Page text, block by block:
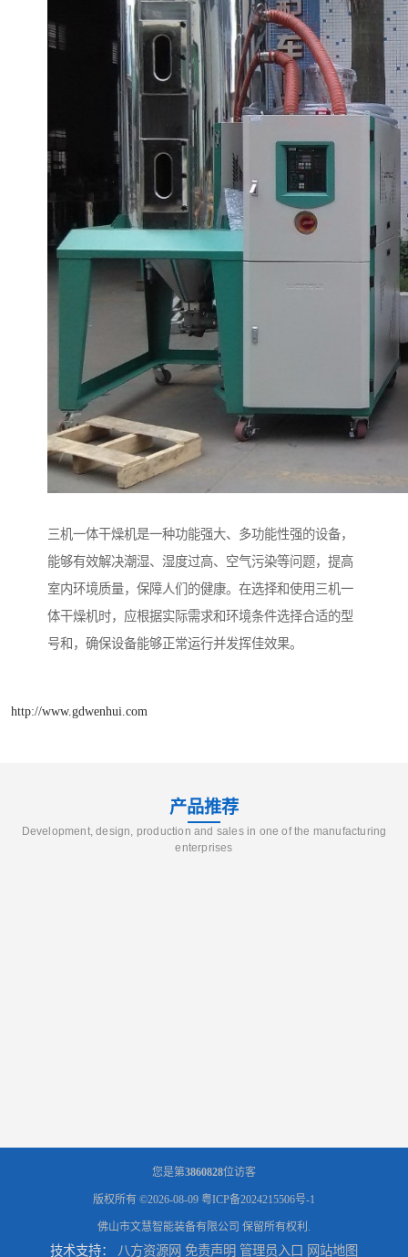
三机一体干燥机是一种功能强大、多功能性强的设备，
能够有效解决潮湿、湿度过高、空气污染等问题，提高
室内环境质量，保障人们的健康。在选择和使用三机一
体干燥机时，应根据实际需求和环境条件选择合适的型
号和，确保设备能够正常运行并发挥佳效果。
http://www.gdwenhui.com
产品推荐
Development, design, production and sales in one of the manufacturing
enterprises
您是第3860828位访客
版权所有 ©2026-08-09 粤ICP备2024215506号-1
佛山市文慧智能装备有限公司 保留所有权利.
技术支持： 八方资源网 免责声明 管理员入口 网站地图